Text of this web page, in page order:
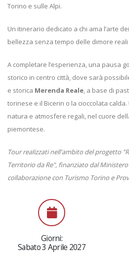
Torino e sulle Alpi.
Un itinerario dedicato a chi ama l’arte
bellezza senza tempo delle dimore
A completare l’esperienza, una pausa
storico in centro città, dove sarà
e storica Merenda Reale, a base di
torinese e il Bicerin o la cioccolata
natura e atmosfere regali, nel cuore
piemontese.
Tour realizzati nell'ambito del progetto
Territorio da Re", finanziato dal
collaborazione con Turismo Torino e
Giorni:
Sabato 3 Aprile 2027